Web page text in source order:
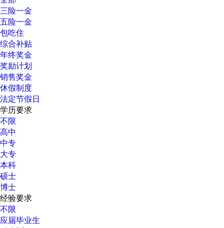
三险一金
五险一金
包吃住
综合补贴
年终奖金
奖励计划
销售奖金
休假制度
法定节假日
学历要求
不限
高中
中专
大专
本科
硕士
博士
经验要求
不限
应届毕业生